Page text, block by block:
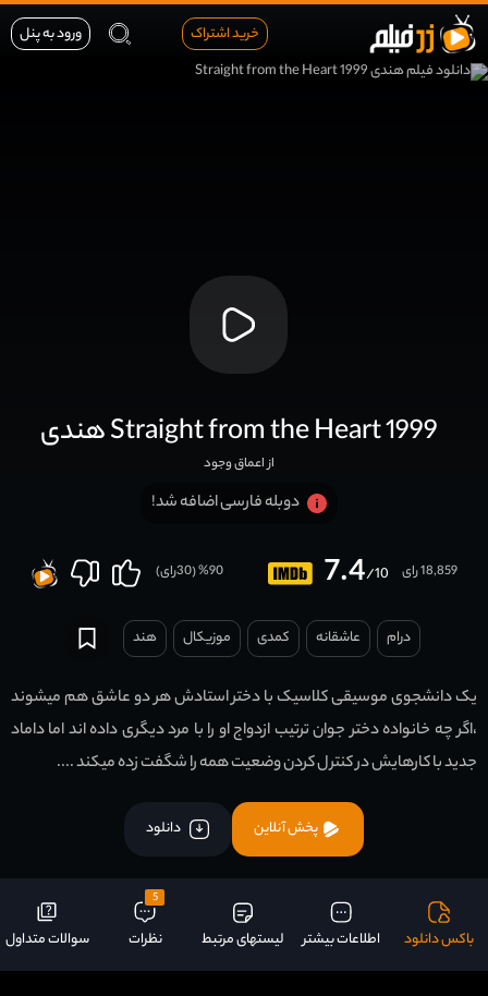
خرید اشتراک ورود به پنل
هندی Straight from the Heart 1999
از اعماق وجود
دوبله فارسی اضافه شد!
7.4/10 18,859 رای 90
% (
30رای)
درام عاشقانه کمدی موزیکال هند
یک دانشجوی موسیقی کلاسیک با دختر استادش هر دو عاشق هم میشوند
،اگر چه خانواده دختر جوان ترتیب ازدواج او را با مرد دیگری داده اند اما داماد
جدید با کارهایش در کنترل کردن وضعیت همه را شگفت زده میکند ....
پخش آنلاین دانلود
باکس دانلود اطلاعات بیشتر لیستهای مرتبط
5
نظرات سوالات متداول